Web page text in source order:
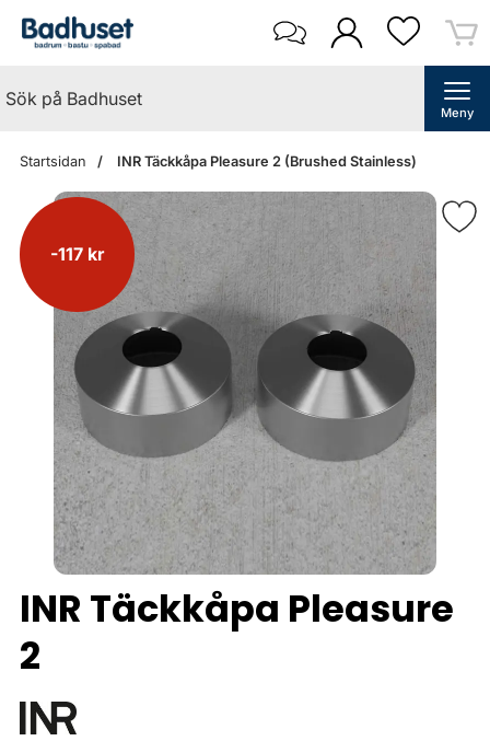
Meny
Startsidan INR Täckkåpa Pleasure 2 (Brushed Stainless)
-117 kr
INR Täckkåpa Pleasure
2